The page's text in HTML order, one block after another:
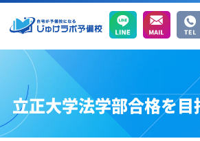
立正大学法学部合格を